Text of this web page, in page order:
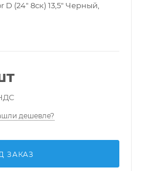
(24" 8ск) 13,5" Черный,
дешевле?
ЗАКАЗ